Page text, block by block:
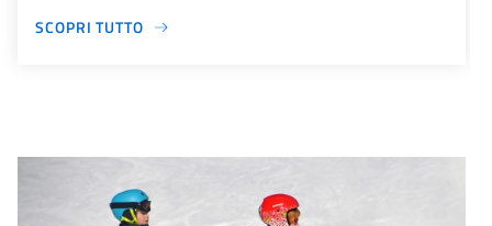
SCOPRI TUTTO